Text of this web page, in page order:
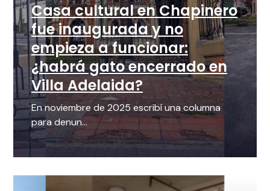
Casa cultural en Chapinero
fue inaugurada y no
empieza a funcionar:
¿habrá gato encerrado en
Villa Adelaida?
En noviembre de 2025 escribí una columna
para denun...